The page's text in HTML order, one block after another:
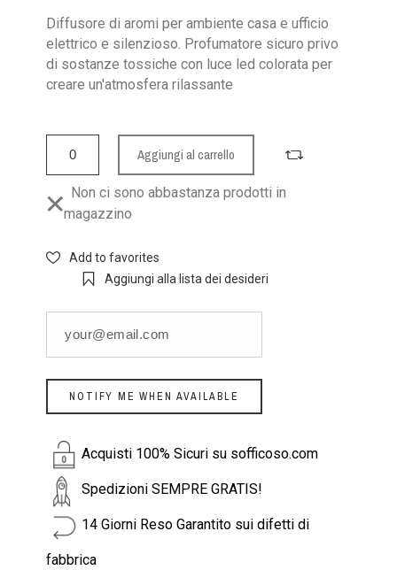
Diffusore di aromi per ambiente casa e ufficio
elettrico e silenzioso. Profumatore sicuro privo
di sostanze tossiche con luce led colorata per
creare un'atmosfera rilassante
Aggiungi al carrello
Non ci sono abbastanza prodotti in
magazzino
Add to favorites
Aggiungi alla lista dei desideri
NOTIFY ME WHEN AVAILABLE
Acquisti 100% Sicuri su sofficoso.com
Spedizioni SEMPRE GRATIS!
14 Giorni Reso Garantito sui difetti di
fabbrica